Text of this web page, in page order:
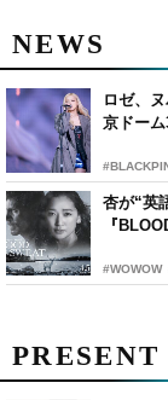
NEWS
ロゼ、
京ドー
杏が“英
『
#WOWOW
PRESENT